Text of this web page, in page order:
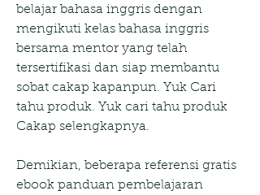
belajar bahasa inggris dengan
mengikuti kelas bahasa inggris
bersama mentor yang telah
tersertifikasi dan siap membantu
sobat cakap kapanpun. Yuk Cari
tahu produk. Yuk cari tahu produk
Cakap selengkapnya.
Demikian, beberapa referensi gratis
ebook panduan pembelajaran